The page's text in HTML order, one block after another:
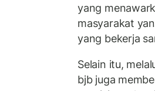
yang
masyarakat
yang bekerja
Selain itu,
bjb juga